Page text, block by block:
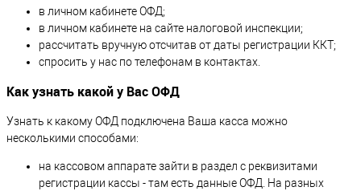
в личном кабинете ОФД;
в личном кабинете на сайте налоговой инспекции;
рассчитать вручную отсчитав от даты регистрации ККТ;
спросить у нас по телефонам в контактах.
Как узнать какой у Вас ОФД
Узнать к какому ОФД подключена Ваша касса можно
несколькими способами:
на кассовом аппарате зайти в раздел с реквизитами
регистрации кассы - там есть данные ОФД. На разных